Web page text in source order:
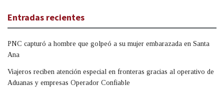
Entradas recientes
PNC capturó a hombre que golpeó a su mujer embarazada en Santa
Ana
Viajeros reciben atención especial en fronteras gracias al operativo de
Aduanas y empresas Operador Confiable